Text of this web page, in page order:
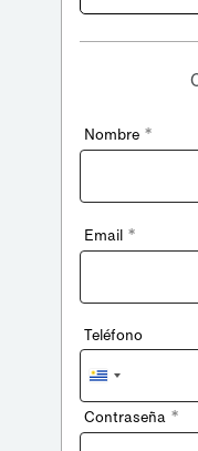
Nombre *
Email *
Teléfono
Uruguay
+598
Contraseña *